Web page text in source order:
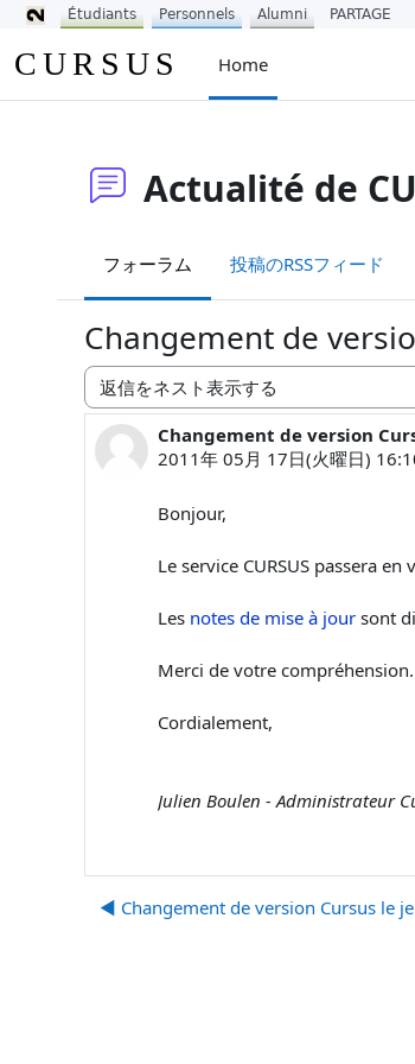
CURSUS Home
Actualité de
フォーラム 投稿のRSSフィード
Changement de
表示モード
Changement de version
2011年 05月 17日(火曜日)
返信数: 0
Bonjour,
Le service CURSUS passera
Les notes de mise à jour sont
Merci de votre compréhension.
Cordialement,
Julien Boulen - Administrateur
◀︎ Changement de version Cursus le
Étudiants Personnels Alumni PARTAGE